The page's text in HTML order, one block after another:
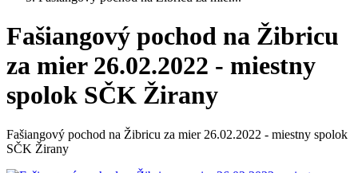
Fašiangový pochod na Žibricu
za mier 26.02.2022 - miestny
spolok SČK Žirany
Fašiangový pochod na Žibricu za mier 26.02.2022 - miestny spolok
SČK Žirany